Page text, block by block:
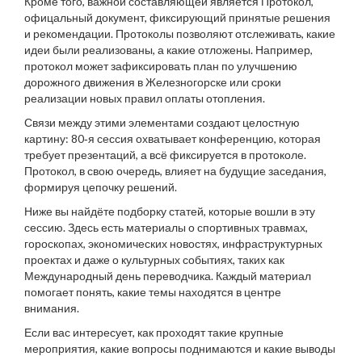
офицальный документ, фиксирующий принятые решения
и рекомендации. Протоколы позволяют отслеживать, какие
идеи были реализованы, а какие отложены. Например,
протокол может зафиксировать план по улучшению
дорожного движения в Железногорске или сроки
реализации новых правил оплаты отопления.
Связи между этими элементами создают целостную
картину: 80‑я сессия охватывает конференцию, которая
требует презентаций, а всё фиксируется в протоколе.
Протокол, в свою очередь, влияет на будущие заседания,
формируя цепочку решений.
Ниже вы найдёте подборку статей, которые вошли в эту
сессию. Здесь есть материалы о спортивных травмах,
гороскопах, экономических новостях, инфраструктурных
проектах и даже о культурных событиях, таких как
Международный день переводчика. Каждый материал
помогает понять, какие темы находятся в центре
внимания.
Если вас интересует, как проходят такие крупные
мероприятия, какие вопросы поднимаются и какие выводы